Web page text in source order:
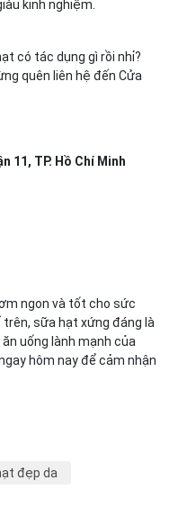
kinh nghiệm.
có tác dụng gì rồi nhỉ?
quên liên hệ đến Cửa
11, TP. Hồ Chí Minh
ngon và tốt cho sức
sữa hạt xứng đáng là
uống lành mạnh của
hôm nay để cảm nhận
đẹp da